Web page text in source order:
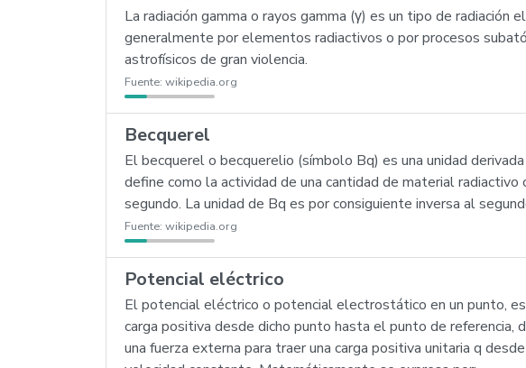
La radiación gamma o rayos gamma (γ) es un tipo de
generalmente por elementos radiactivos o por procesos
astrofísicos de gran violencia.
Fuente: wikipedia.org
Becquerel
El becquerel o becquerelio (símbolo Bq) es una unidad
define como la actividad de una cantidad de material
segundo. La unidad de Bq es por consiguiente inversa al
Fuente: wikipedia.org
Potencial eléctrico
El potencial eléctrico o potencial electrostático en un punto,
carga positiva desde dicho punto hasta el punto de referencia,
una fuerza externa para traer una carga positiva unitaria q